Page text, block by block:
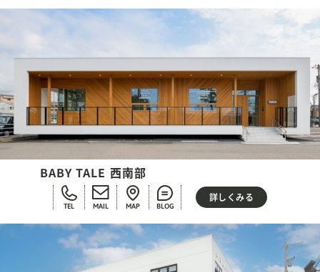
BABY TALE 西南部
TEL MAIL MAP BLOG
詳しくみる